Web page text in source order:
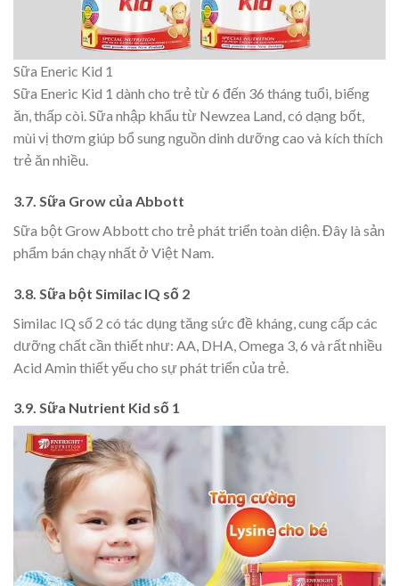
Sữa Eneric Kid 1
Sữa Eneric Kid 1 dành cho trẻ từ 6 đến 36 tháng tuổi, biếng
ăn, thấp còi. Sữa nhập khẩu từ Newzea Land, có dạng bốt,
mùi vị thơm giúp bổ sung nguồn dinh dưỡng cao và kích thích
trẻ ăn nhiều.
3.7. Sữa Grow của Abbott
Sữa bột Grow Abbott cho trẻ phát triển toàn diện. Đây là sản
phẩm bán chạy nhất ở Việt Nam.
3.8. Sữa bột Similac IQ số 2
Similac IQ số 2 có tác dụng tăng sức đề kháng, cung cấp các
dưỡng chất cần thiết như: AA, DHA, Omega 3, 6 và rất nhiều
Acid Amin thiết yếu cho sự phát triển của trẻ.
3.9. Sữa Nutrient Kid số 1